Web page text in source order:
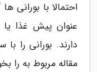
احتمالا با بورانی
عنوان پیش غذا
دارند. بورانی را
مقاله مربوط به را